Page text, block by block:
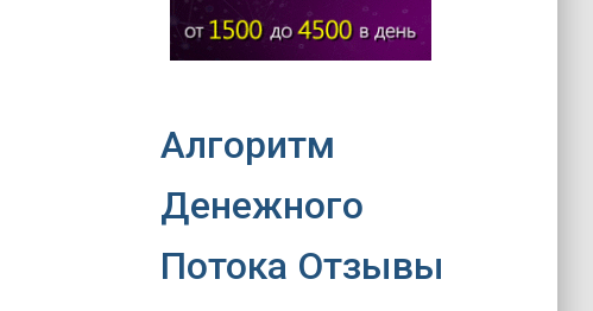
Алгоритм
Денежного
Потока Отзывы